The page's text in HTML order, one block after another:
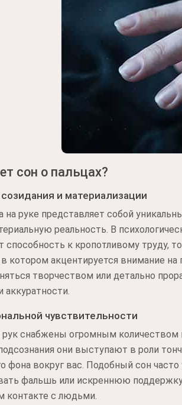
сон о пальцах?
и материализации
на руке представляет собой
реальность. В
способность к кропотливому труду,
котором акцентируется внимание на
творчеством или детально
аккуратности.
чувствительности
снабжены огромным
они выступают в роли
фона вокруг вас. Подобный сон
фальшь или искреннюю
контакте с людьми.